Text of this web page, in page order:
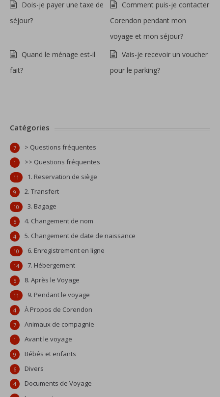
Dois-je payer une taxe de
séjour?
Comment puis-je contacter
Corendon pendant mon
voyage et mon séjour?
Quand le ménage est-il
fait?
Vais-je recevoir un voucher
pour le parking?
Catégories
> Questions fréquentes
7
>> Questions fréquentes
1
1. Reservation de siège
11
2. Transfert
9
3. Bagage
10
4. Changement de nom
5
5. Changement de date de naissance
4
6. Enregistrement en ligne
10
7. Hébergement
14
8. Après le Voyage
5
9. Pendant le voyage
11
À Propos de Corendon
4
Animaux de compagnie
7
Avant le voyage
1
Bébés et enfants
9
Divers
6
Documents de Voyage
4